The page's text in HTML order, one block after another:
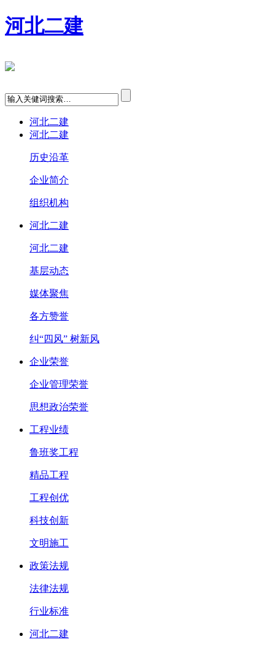
河北二建
河北二建
河北二建
历史沿革
企业简介
组织机构
河北二建
河北二建
基层动态
媒体聚焦
各方赞誉
纠“四风” 树新风
企业荣誉
企业管理荣誉
思想政治荣誉
工程业绩
鲁班奖工程
精品工程
工程创优
科技创新
文明施工
政策法规
法律法规
行业标准
河北二建